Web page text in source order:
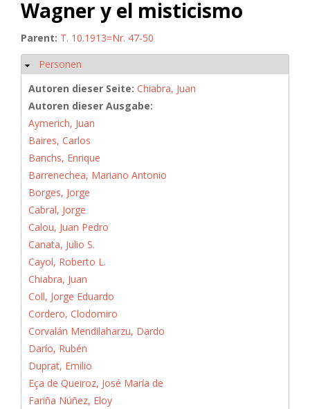
Wagner y el misticismo
Parent: T. 10.1913=Nr. 47-50
Ausblenden
Personen
Autoren dieser Seite: Chiabra, Juan
Autoren dieser Ausgabe:
Aymerich, Juan
Baires, Carlos
Banchs, Enrique
Barrenechea, Mariano Antonio
Borges, Jorge
Cabral, Jorge
Calou, Juan Pedro
Canata, Julio S.
Cayol, Roberto L.
Chiabra, Juan
Coll, Jorge Eduardo
Cordero, Clodomiro
Corvalán Mendilaharzu, Dardo
Darío, Rubén
Duprat, Emilio
Eça de Queiroz, José María de
Fariña Núñez, Eloy